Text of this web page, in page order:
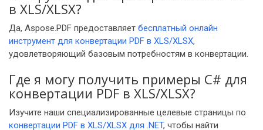
в XLS/XLSX?
Да, Aspose.PDF предоставляет бесплатный онлайн
инструмент для конвертации PDF в XLS/XLSX,
удовлетворяющий базовым потребностям в конвертации.
Где я могу получить примеры C# для
конвертации PDF в XLS/XLSX?
Изучите наши специализированные целевые страницы по
конвертации PDF в XLS/XLSX для .NET, чтобы найти